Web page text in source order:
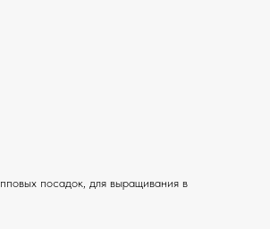
посадок, для выращивания в